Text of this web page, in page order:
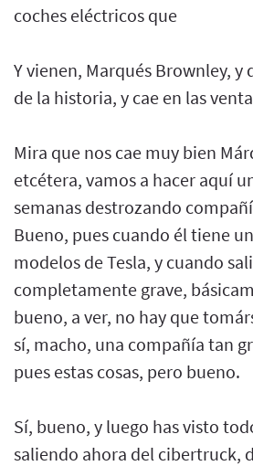
coches eléctricos que
Y vienen, Marqués Brownley, y
de la historia, y cae en las
Mira que nos cae muy bien
etcétera, vamos a hacer aquí
semanas destrozando
Bueno, pues cuando él tiene
modelos de Tesla, y cuando
completamente grave,
bueno, a ver, no hay que
sí, macho, una compañía tan
pues estas cosas, pero bueno.
Sí, bueno, y luego has visto
saliendo ahora del cibertruck,